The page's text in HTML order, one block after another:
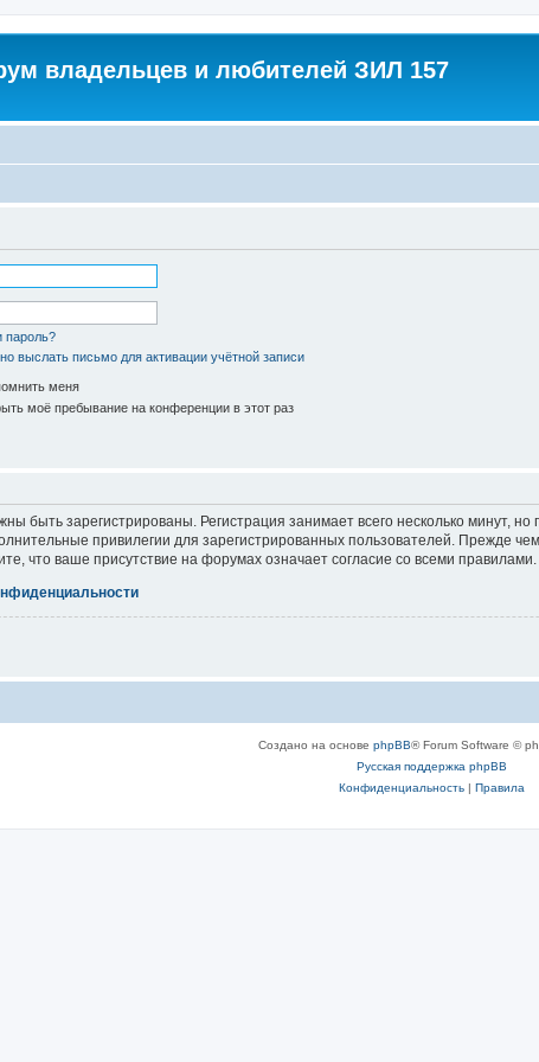
владельцев и любителей ЗИЛ 157
пароль?
выслать письмо для активации учётной записи
меня
моё пребывание на конференции в этот раз
быть зарегистрированы. Регистрация занимает всего несколько минут,
привилегии для зарегистрированных пользователей. Прежде
что ваше присутствие на форумах означает согласие со всеми правилами.
Создано на основе phpBB® Forum Software ©
Русская поддержка phpBB
Конфиденциальность| Правила